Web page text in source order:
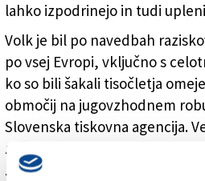
lahko izpodrinejo in tudi
Volk je bil po navedbah
po vsej Evropi, vključno s
ko so bili šakali tisočletja
območij na jugovzhodnem
Slovenska tiskovna agencija.
začelo spreminjati v 19. in 20.
začeli intenzivno iztrebljati